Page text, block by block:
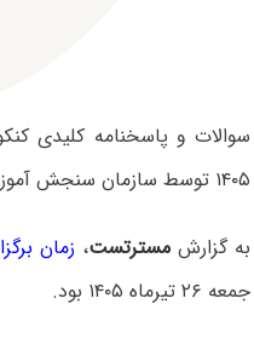
سوالات و پاسخنامه کلیدی
۱۴۰۵ توسط سازمان سنجش آموزش کشور
به گزارش مسترتست، زمان
جمعه ۲۶ تیرماه ۱۴۰۵ بود.